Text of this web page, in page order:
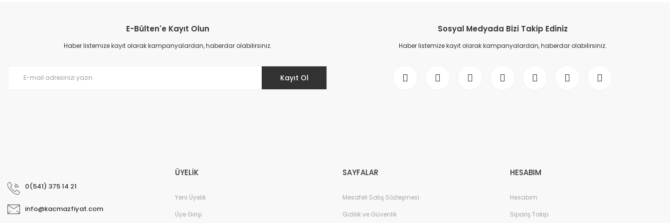
Ürün resmi kalitesiz, bozuk veya görüntülenemiyor.
Ürün açıklamasında eksik bilgiler bulunuyor.
E-Bülten'e Kayıt Olun
Haber listemize kayıt olarak kampanyalardan, haberdar olabilirsiniz.
Kayıt Ol
Sosyal Medyada Bizi Takip Ediniz
Haber listemize kayıt olarak kampanyalardan, haberdar olabilirsiniz.
0(541) 375 14 21
info@kacmazfiyat.com
ÜYELİK
Yeni Üyelik
Üye Girişi
SAYFALAR
Mesafeli Satış Sözleşmesi
Gizlilik ve Güvenlik
HESABIM
Hesabım
Sipariş Takip